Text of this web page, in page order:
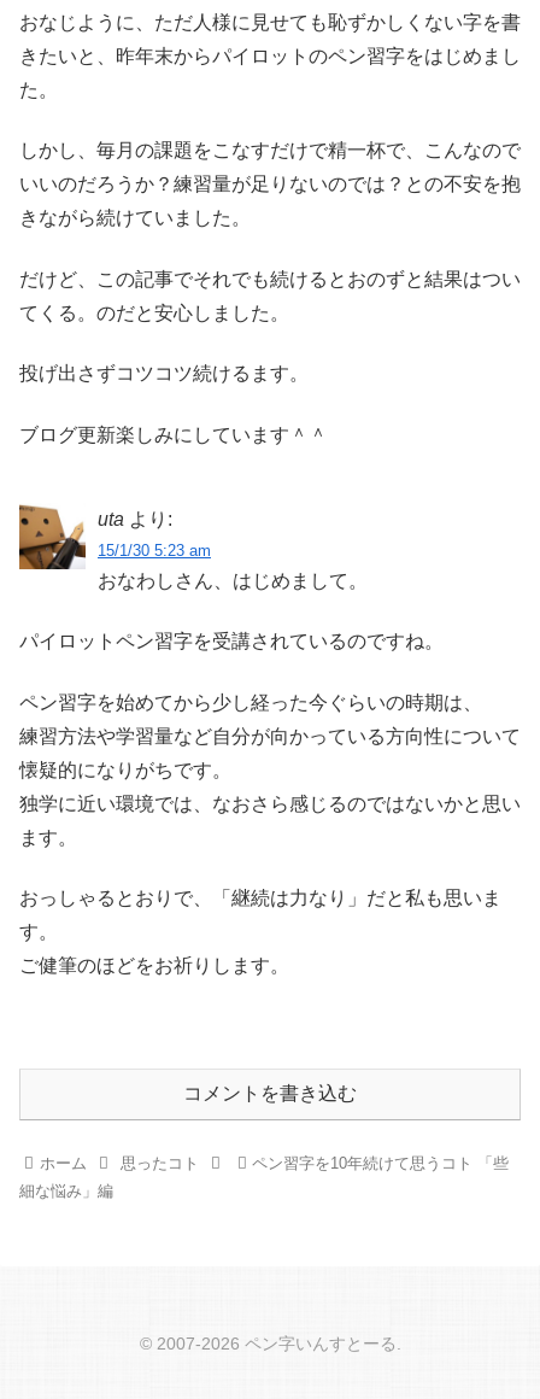
おなじように、ただ人様に見せても恥ずかしくない字を書
きたいと、昨年末からパイロットのペン習字をはじめまし
た。
しかし、毎月の課題をこなすだけで精一杯で、こんなので
いいのだろうか？練習量が足りないのでは？との不安を抱
きながら続けていました。
だけど、この記事でそれでも続けるとおのずと結果はつい
てくる。のだと安心しました。
投げ出さずコツコツ続けるます。
ブログ更新楽しみにしています＾＾
uta より:
15/1/30 5:23 am
おなわしさん、はじめまして。
パイロットペン習字を受講されているのですね。
ペン習字を始めてから少し経った今ぐらいの時期は、
練習方法や学習量など自分が向かっている方向性について
懐疑的になりがちです。
独学に近い環境では、なおさら感じるのではないかと思い
ます。
おっしゃるとおりで、「継続は力なり」だと私も思いま
す。
ご健筆のほどをお祈りします。
コメントを書き込む
ホーム 思ったコト
ペン習字を10年続けて思うコト 「些
細な悩み」編
© 2007-2026 ペン字いんすとーる.